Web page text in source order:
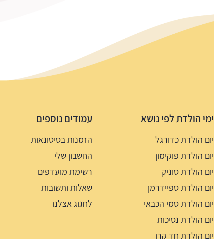
ימי הולדת לפי נושא
יום הולדת כדורגל
יום הולדת פוקימון
יום הולדת סוניק
יום הולדת ספיידרמן
יום הולדת סמי הכבאי
יום הולדת נסיכות
יום הולדת חד קרן
עמודים נוספים
הזמנות בסיטונאות
החשבון שלי
רשימת מועדפים
שאלות ותשובות
לחגוג אצלנו